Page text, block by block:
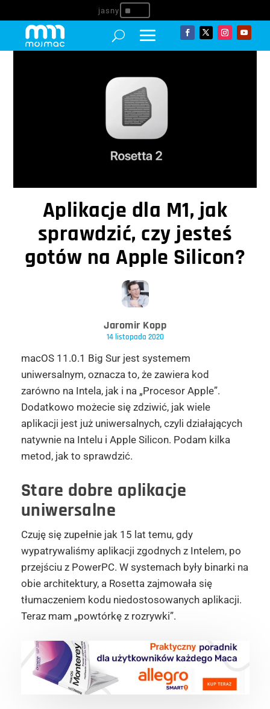
^
Aplikacje dla M1, jak
sprawdzić, czy jesteś
gotów na Apple Silicon?
Jaromir Kopp
14 listopada 2020
macOS 11.0.1 Big Sur jest systemem
uniwersalnym, oznacza to, że zawiera kod
zarówno na Intela, jak i na „Procesor Apple”.
Dodatkowo możecie się zdziwić, jak wiele
aplikacji jest już uniwersalnych, czyli działających
natywnie na Intelu i Apple Silicon. Podam kilka
metod, jak to sprawdzić.
Stare dobre aplikacje
uniwersalne
Czuję się zupełnie jak 15 lat temu, gdy
wypatrywaliśmy aplikacji zgodnych z Intelem, po
przejściu z PowerPC. W systemach były binarki na
obie architektury, a Rosetta zajmowała się
tłumaczeniem kodu niedostosowanych aplikacji.
Teraz mam „powtórkę z rozrywki”.